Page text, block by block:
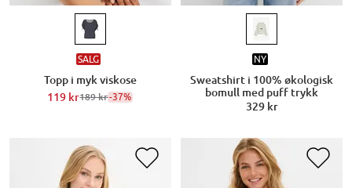
SALG
Topp i myk viskose
119 kr189 kr-37%
NY
Sweatshirt i 100% økologisk
bomull med puff trykk
329 kr